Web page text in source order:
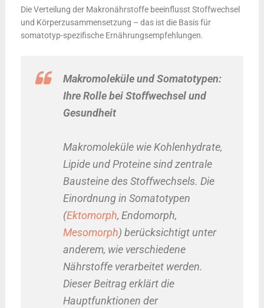
Die Verteilung der Makronährstoffe beeinflusst Stoffwechsel
und Körperzusammensetzung – das ist die Basis für
somatotyp-spezifische Ernährungsempfehlungen.
Makromoleküle und Somatotypen:
Ihre Rolle bei Stoffwechsel und
Gesundheit
Makromoleküle wie Kohlenhydrate,
Lipide und Proteine sind zentrale
Bausteine des Stoffwechsels. Die
Einordnung in Somatotypen
(Ektomorph, Endomorph,
Mesomorph) berücksichtigt unter
anderem, wie verschiedene
Nährstoffe verarbeitet werden.
Dieser Beitrag erklärt die
Hauptfunktionen der